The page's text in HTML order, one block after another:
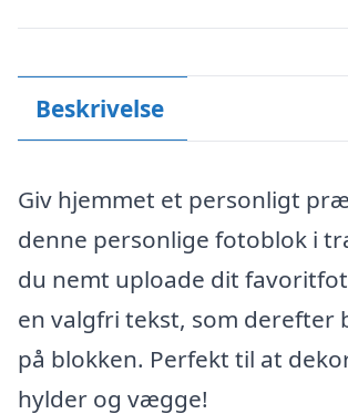
Beskrivelse
Giv hjemmet et personligt
denne personlige fotoblok i
du nemt uploade dit
en valgfri tekst, som derefter
på blokken. Perfekt til at
hylder og vægge!